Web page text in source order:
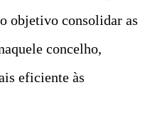
objetivo consolidar as
concelho,
eficiente às